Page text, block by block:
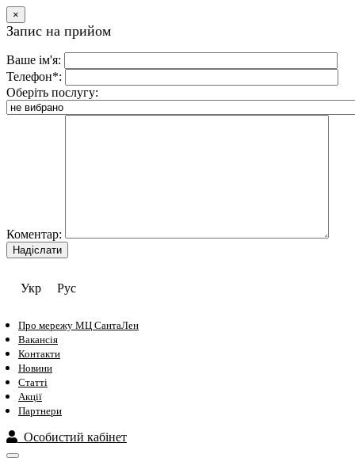
×
Запис на прийом
Ваше ім'я:
Телефон*:
Оберіть послугу:
Коментар:
Укр Рус
Про мережу МЦ СантаЛен
Вакансія
Контакти
Новини
Статті
Акції
Партнери
Особистий кабінет